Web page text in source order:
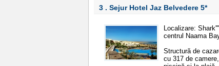
3 . Sejur Hotel Jaz Belvedere 5*
Localizare:
centrul Naama
Structură de
cu 317 de